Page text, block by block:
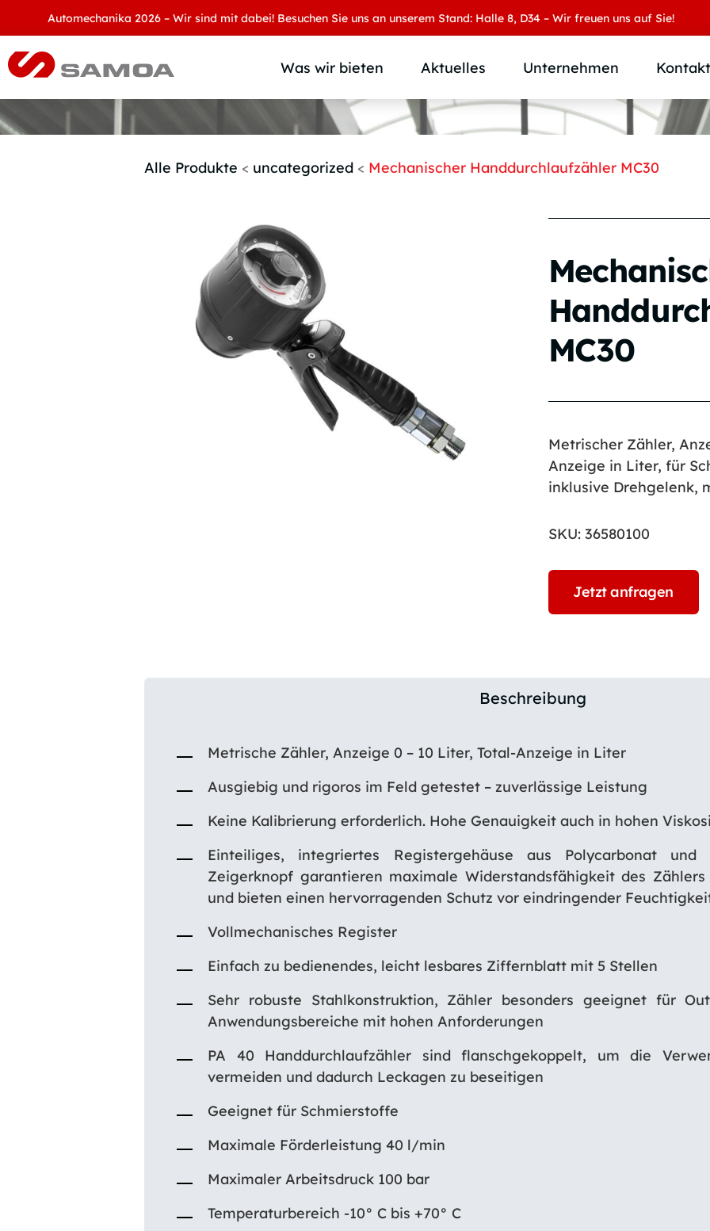
Automechanika 2026 – Wir sind mit dabei! Besuchen Sie uns an unserem Stand: Halle 8, D34 – Wir freuen uns auf Sie!
Was wir bieten
Produktübersicht
Produktkategorie
Branchen und Märkte
Aktuelles Unternehmen
Wer wir sind
SAMOA Gruppe
Downloads
Alle Produkte < uncategorized < Mechanischer Handdurchlaufzähler MC30
MC30
Metrischer Zähler,
Anzeige in Liter, für
inklusive Drehgelenk,
SKU: 36580100
Jetzt anfragen
Beschreibung
Metrische Zähler, Anzeige 0 – 10 Liter, Total-Anzeige in Liter
Ausgiebig und rigoros im Feld getestet – zuverlässige Leistung
Keine Kalibrierung erforderlich. Hohe Genauigkeit auch in hohen
Einteiliges, integriertes Registergehäuse aus Polycarbonat
Zeigerknopf garantieren maximale Widerstandsfähigkeit des
und bieten einen hervorragenden Schutz vor eindringender
Vollmechanisches Register
Einfach zu bedienendes, leicht lesbares Ziffernblatt mit 5 Stellen
Sehr robuste Stahlkonstruktion, Zähler besonders geeignet für
Anwendungsbereiche mit hohen Anforderungen
PA 40 Handdurchlaufzähler sind flanschgekoppelt, um die
vermeiden und dadurch Leckagen zu beseitigen
Geeignet für Schmierstoffe
Maximale Förderleistung 40 l/min
Maximaler Arbeitsdruck 100 bar
Temperaturbereich -10° C bis +70° C